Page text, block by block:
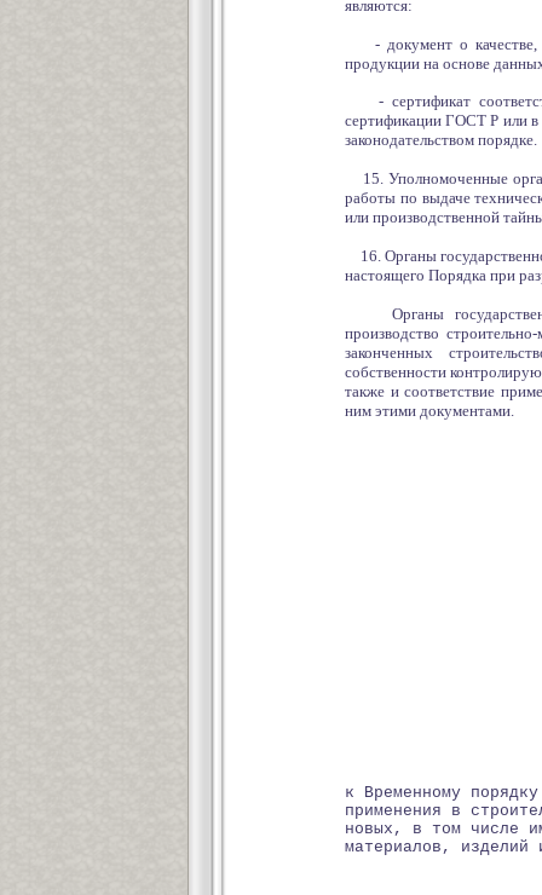
являются:
- документ о качестве,
продукции на основе
- сертификат
сертификации ГОСТ Р или в
законодательством порядке.
15. Уполномоченные
работы по выдаче
или производственной
16. Органы
настоящего Порядка при
Органы
производство
законченных
собственности
также и соответствие
ним этими документами.
к Временному порядку
применения в
новых, в том числе
материалов, изделий